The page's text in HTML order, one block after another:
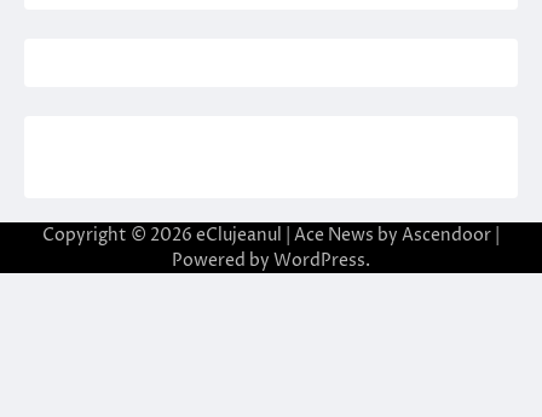
Copyright © 2026 eClujeanul | Ace News by Ascendoor
Powered by WordPress.